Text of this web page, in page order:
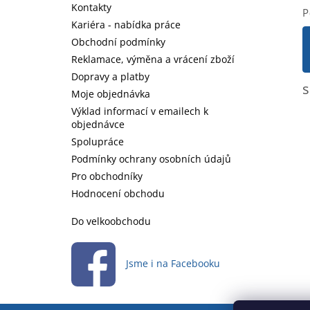
Kontakty
Kariéra - nabídka práce
Obchodní podmínky
Reklamace, výměna a vrácení zboží
Dopravy a platby
Moje objednávka
Výklad informací v emailech k
objednávce
Spolupráce
Podmínky ochrany osobních údajů
Pro obchodníky
Hodnocení obchodu
Do velkoobchodu
Jsme i na Facebooku